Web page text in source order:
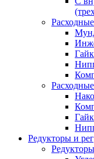
Редукторы и
Редукторы